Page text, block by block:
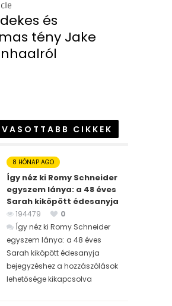
és
tény Jake
CIKKEK
8 HÓNAP AGO
Így néz ki Romy Schneider
egyszem lánya: a 48 éves
Sarah kiköpött édesanyja
194479
0
Így néz ki Romy Schneider
egyszem lánya: a 48 éves
Sarah kiköpött édesanyja
bejegyzéshez a hozzászólások
lehetősége kikapcsolva